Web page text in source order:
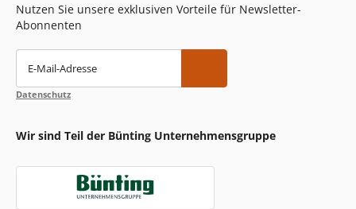
Nutzen Sie unsere exklusiven Vorteile für Newsletter-
Abonnenten
E-Mail-Adresse
Datenschutz
Wir sind Teil der Bünting Unternehmensgruppe